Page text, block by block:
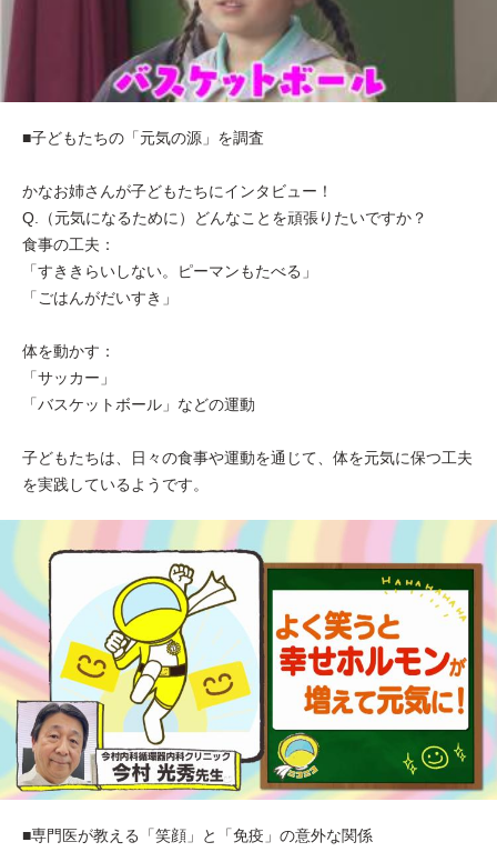
■子どもたちの「元気の源」を調査
かなお姉さんが子どもたちにインタビュー！
Q.（元気になるために）どんなことを頑張りたいですか？
食事の工夫：
「すききらいしない。ピーマンもたべる」
「ごはんがだいすき」
体を動かす：
「サッカー」
「バスケットボール」などの運動
子どもたちは、日々の食事や運動を通じて、体を元気に保つ工夫
を実践しているようです。
■専門医が教える「笑顔」と「免疫」の意外な関係